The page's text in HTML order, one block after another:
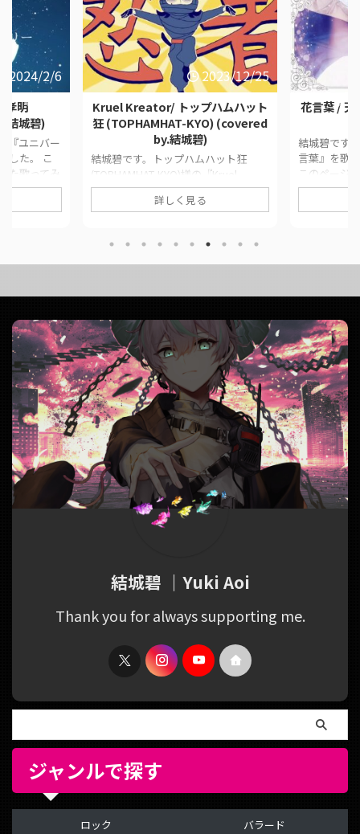
2024/2/6
孝明
結城碧)
『ユニバー
した。 こ
た歌ってみ
をまとめて
stat
watch?
2023/12/25
Kruel Kreator/ トップハムハット
狂 (TOPHAMHAT-KYO) (covered
by.結城碧)
結城碧です。トップハムハット狂
(TOPHAMHAT-KYO)様の『Kruel
Kreator』を歌わせていただきまし
た。 早いもので今年最後の投稿で
報や公式リンクをまとめています。
■ 作品情報 OriginalKruel Kreator/ ト
様Vocal結城碧MixYouK様Instrumental
Kreator/ トップハムハット狂
(TOPHAM ...
詳しく見る
花言葉 /
結城碧です
言葉』を歌
このページ
みた動画の
https://
https://
結城碧 ｜Yuki Aoi
Thank you for always supporting me.
ジャンルで探す
ロック バラード